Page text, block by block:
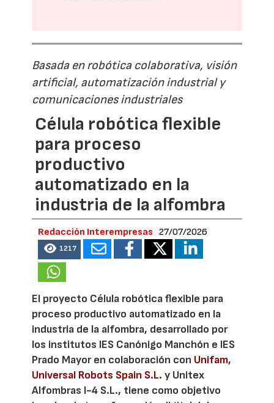
Basada en robótica colaborativa, visión
artificial, automatización industrial y
comunicaciones industriales
Célula robótica flexible
para proceso
productivo
automatizado en la
industria de la alfombra
Redacción Interempresas 27/07/2026
1217
El proyecto Célula robótica flexible para
proceso productivo automatizado en la
industria de la alfombra, desarrollado por
los institutos IES Canónigo Manchón e IES
Prado Mayor en colaboración con Unifam,
Universal Robots Spain S.L. y Unitex
Alfombras I-4 S.L., tiene como objetivo